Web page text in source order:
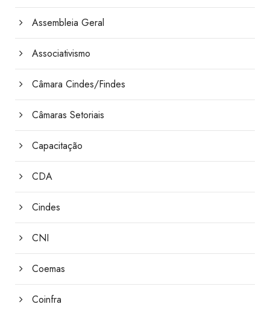
Assembleia Geral
Associativismo
Câmara Cindes/Findes
Câmaras Setoriais
Capacitação
CDA
Cindes
CNI
Coemas
Coinfra